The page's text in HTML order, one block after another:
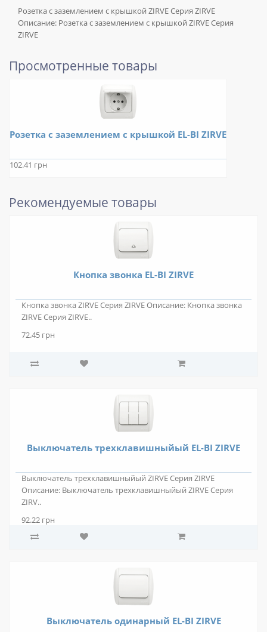
Розетка с заземлением с крышкой ZIRVE Серия ZIRVE
Описание: Розетка с заземлением с крышкой ZIRVE Серия
ZIRVE
Просмотренные товары
Розетка с заземлением с крышкой EL-BI ZIRVE
102.41 грн
Рекомендуемые товары
Кнопка звонка EL-BI ZIRVE
Кнопка звонка ZIRVE Серия ZIRVE Описание: Кнопка звонка
ZIRVE Серия ZIRVE..
72.45 грн
Выключатель трехклавишныйый EL-BI ZIRVE
Выключатель трехклавишныйый ZIRVE Серия ZIRVE
Описание: Выключатель трехклавишныйый ZIRVE Серия
ZIRV..
92.22 грн
Выключатель одинарный EL-BI ZIRVE